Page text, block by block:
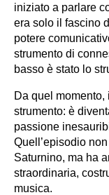
iniziato a parlare
era solo il fascino
potere
strumento di
basso è stato lo
Da quel
strumento: è
passione
Quell’episodio
Saturnino, ma ha
straordinaria,
musica.